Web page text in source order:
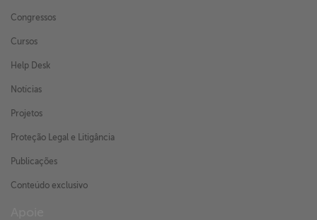
Congressos
Cursos
Help Desk
Notícias
Projetos
Proteção Legal e Litigância
Publicações
Conteúdo exclusivo